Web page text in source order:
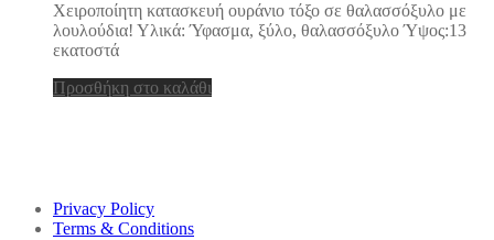
Χειροποίητη κατασκευή ουράνιο τόξο σε θαλασσόξυλο με
λουλούδια! Υλικά: Ύφασμα, ξύλο, θαλασσόξυλο Ύψος:13
εκατοστά
Προσθήκη στο καλάθι
Privacy Policy
Terms & Conditions